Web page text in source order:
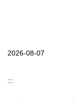
2026-08-07
:::